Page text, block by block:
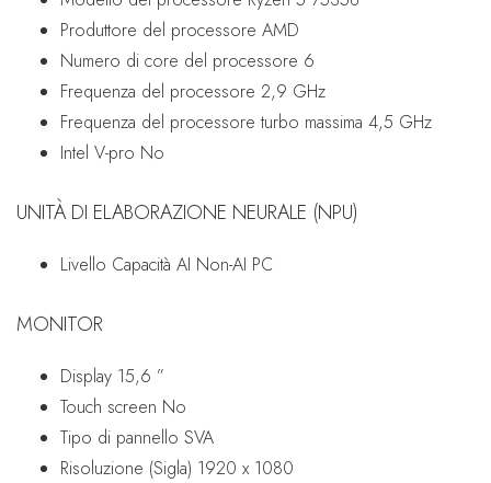
Produttore del processore AMD
Numero di core del processore 6
Frequenza del processore 2,9 GHz
Frequenza del processore turbo massima 4,5 GHz
Intel V-pro No
UNITÀ DI ELABORAZIONE NEURALE (NPU)
Livello Capacità AI Non-AI PC
MONITOR
Display 15,6 ”
Touch screen No
Tipo di pannello SVA
Risoluzione (Sigla) 1920 x 1080